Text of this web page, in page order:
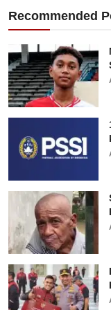
Recommended